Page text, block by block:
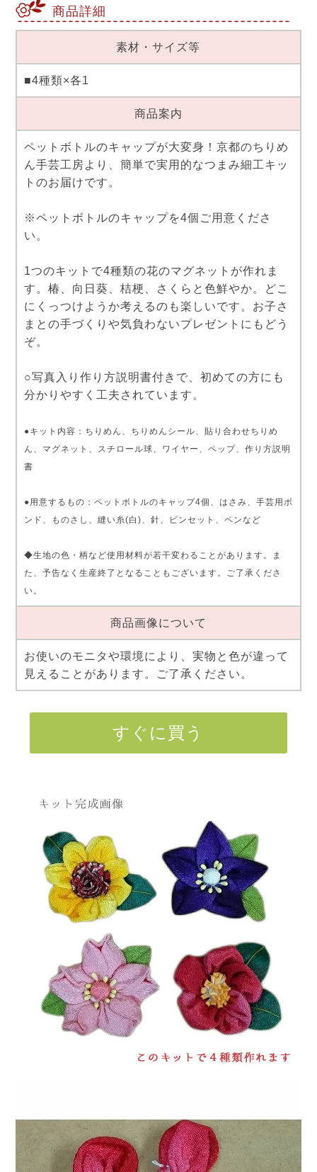
商品詳細
素材・サイズ等
■4種類×各1
商品案内
ペットボトルのキャップが大変身！京都のちりめ
ん手芸工房より、簡単で実用的なつまみ細工キッ
トのお届けです。
※ペットボトルのキャップを4個ご用意くださ
い。
1つのキットで4種類の花のマグネットが作れま
す。椿、向日葵、桔梗、さくらと色鮮やか。どこ
にくっつけようか考えるのも楽しいです。お子さ
まとの手づくりや気負わないプレゼントにもどう
ぞ。
○写真入り作り方説明書付きで、初めての方にも
分かりやすく工夫されています。
●キット内容：ちりめん、ちりめんシール、貼り合わせちりめ
ん、マグネット、スチロール球、ワイヤー、ペップ、作り方説明
書
●用意するもの：ペットボトルのキャップ4個、はさみ、手芸用ボ
ンド、ものさし、縫い糸(白)、針、ピンセット、ペンなど
◆生地の色・柄など使用材料が若干変わることがあります。ま
た、予告なく生産終了となることもございます。ご了承くださ
い。
商品画像について
お使いのモニタや環境により、実物と色が違って
見えることがあります。ご了承ください。
すぐに買う